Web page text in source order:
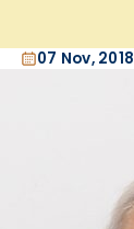
07 Nov, 2018